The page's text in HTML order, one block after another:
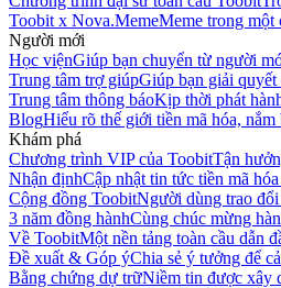
Toobit x Nova.MemeMeme trong một
Người mới
Học việnGiúp bạn chuyển từ người
Trung tâm trợ giúpGiúp bạn giải quyết
Trung tâm thông báoKịp thời phát
BlogHiểu rõ thế giới tiền mã hóa,
Khám phá
Chương trình VIP của ToobitTận
Nhận địnhCập nhật tin tức tiền mã
Cộng đồng ToobitNgười dùng trao
3 năm đồng hànhCùng chúc mừng
Về ToobitMột nền tảng toàn cầu dẫn
Đề xuất & Góp ýChia sẻ ý tưởng để
Bằng chứng dự trữNiềm tin được xây